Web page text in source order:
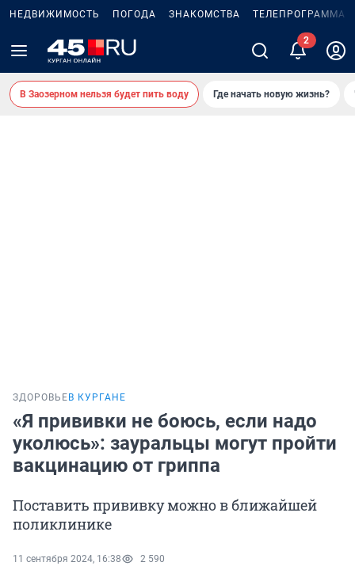
НЕДВИЖИМОСТЬ ПОГОДА ЗНАКОМСТВА ТЕЛЕПРОГРАММА
В Заозерном нельзя будет пить воду Где начать новую жизнь?
ЗДОРОВЬЕ В КУРГАНЕ
«Я прививки не боюсь, если надо
уколюсь»: зауральцы могут пройти
вакцинацию от гриппа
Поставить прививку можно в ближайшей
поликлинике
11 сентября 2024, 16:38 2 590